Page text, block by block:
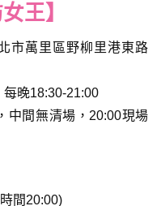
王】
市萬里區野柳里港東路
每晚18:30-21:00
中間無清場，20:00現場
間20:00)